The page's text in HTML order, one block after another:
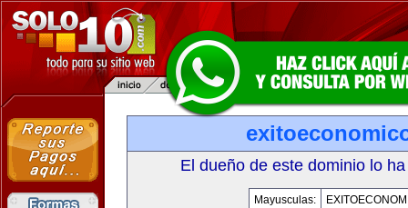
El dueño de este dominio lo
Mayusculas: